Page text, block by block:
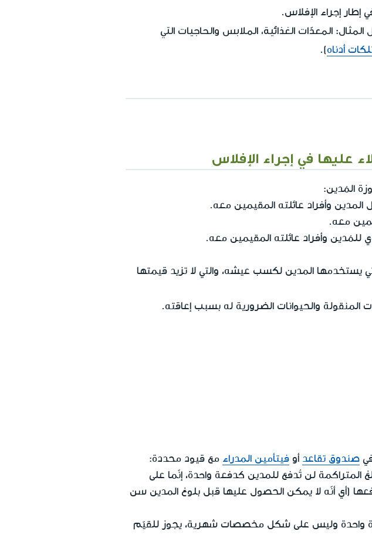
إطار إجراء الإفلاس.
المعدّات الغذائية، الملابس والحاجيات التي
أدناه).
عليها في إجراء الإفلاس
المُدين:
وأفراد عائلته المقيمين معه.
معه.
للمُدين وأفراد عائلته المقيمين معه.
يستخدمها المدين لكسب عيشه، والتي لا تزيد قيمتها
المنقولة والحيوانات الضرورية له بسبب إعاقته.
صندوق تقاعد أو فيتأمين المدراء مع قيود محددة:
المتراكمة لن تُدفع للمدين كدفعة واحدة، إنّما على
أنّه لا يمكن الحصول عليها قبل بلوغ المدين سن
مرة واحدة وليس على شكل مخصصات شهرية، يجوز للقيّم